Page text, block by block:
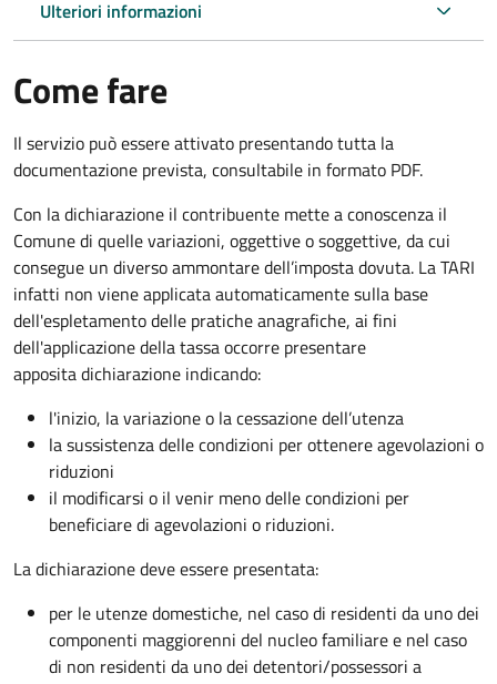
Ulteriori informazioni
Come fare
Il servizio può essere attivato presentando tutta la
documentazione prevista, consultabile in formato PDF.
Con la dichiarazione il contribuente mette a conoscenza il
Comune di quelle variazioni, oggettive o soggettive, da cui
consegue un diverso ammontare dell’imposta dovuta. La TARI
infatti non viene applicata automaticamente sulla base
dell'espletamento delle pratiche anagrafiche, ai fini
dell'applicazione della tassa occorre presentare
apposita dichiarazione indicando:
l'inizio, la variazione o la cessazione dell’utenza
la sussistenza delle condizioni per ottenere agevolazioni o
riduzioni
il modificarsi o il venir meno delle condizioni per
beneficiare di agevolazioni o riduzioni.
La dichiarazione deve essere presentata:
per le utenze domestiche, nel caso di residenti da uno dei
componenti maggiorenni del nucleo familiare e nel caso
di non residenti da uno dei detentori/possessori a